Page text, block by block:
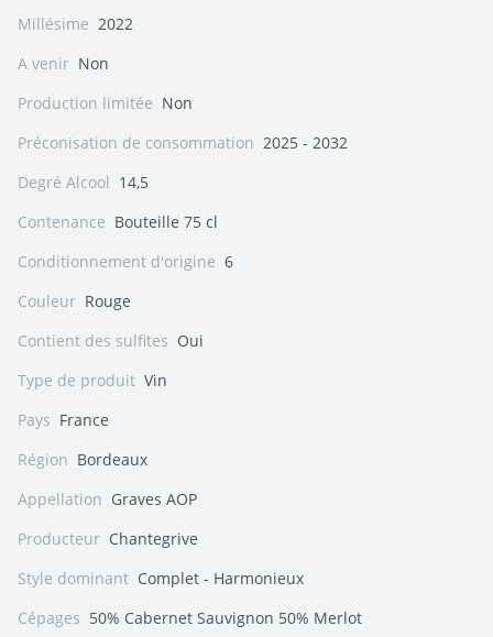
Millésime 2022
A venir Non
Production limitée Non
Préconisation de consommation 2025 - 2032
Degré Alcool 14,5
Contenance Bouteille 75 cl
Conditionnement d'origine 6
Couleur Rouge
Contient des sulfites Oui
Type de produit Vin
Pays France
Région Bordeaux
Appellation Graves AOP
Producteur Chantegrive
Style dominant Complet - Harmonieux
Cépages 50% Cabernet Sauvignon 50% Merlot